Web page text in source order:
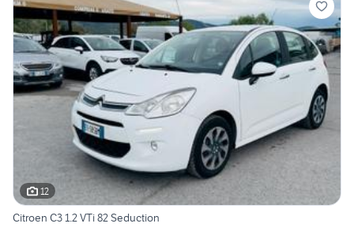
12
Citroen C3 1.2 VTi 82 Seduction